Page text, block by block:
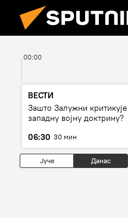
00:00
ВЕСТИ
Зашто Залужни критикује
западну војну доктрину?
06:30 30 мин
Јуче Данас